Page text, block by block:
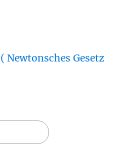
Newtonsches Gesetz